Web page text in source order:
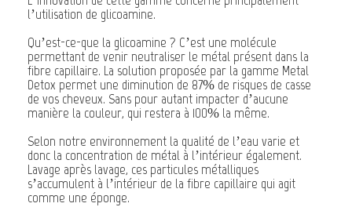
l’utilisation de glicoamine.
Qu’est-ce-que la glicoamine ? C’est une molécule
permettant de venir neutraliser le métal présent dans la
fibre capillaire. La solution proposée par la gamme Metal
Detox permet une diminution de 87% de risques de casse
de vos cheveux. Sans pour autant impacter d’aucune
manière la couleur, qui restera à 100% la même.
Selon notre environnement la qualité de l’eau varie et
donc la concentration de métal à l’intérieur également.
Lavage après lavage, ces particules métalliques
s’accumulent à l’intérieur de la fibre capillaire qui agit
comme une éponge.